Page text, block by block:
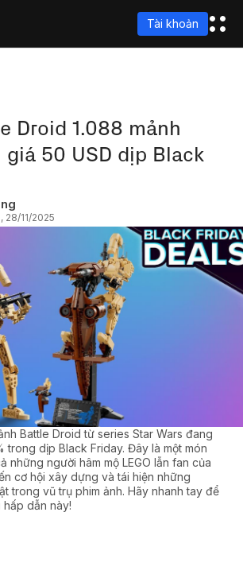
Tài khoản
Droid 1.088 mảnh
50 USD dịp Black
28/11/2025
Battle Droid từ series Star Wars đang
trong dịp Black Friday. Đây là một món
những người hâm mộ LEGO lẫn fan của
cơ hội xây dựng và tái hiện những
trong vũ trụ phim ảnh. Hãy nhanh tay để
dẫn này!